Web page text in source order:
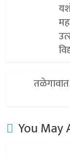
You May